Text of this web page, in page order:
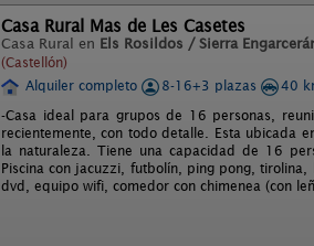
Casa Rural Mas de Les Casetes
Casa Rural en Els Rosildos / Sierra
(Castellón)
Alquiler completo 8-16+3 plazas
40
-Casa ideal para grupos de 16 personas,
recientemente, con todo detalle. Esta ubicada
la naturaleza. Tiene una capacidad de 16
Piscina con jacuzzi, futbolín, ping pong,
dvd, equipo wifi, comedor con chimenea (con